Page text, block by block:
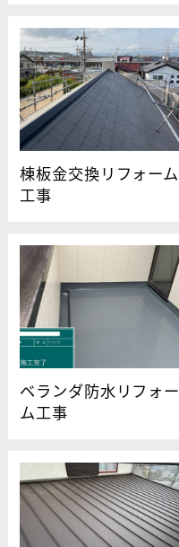
棟板金交換リフォーム
工事
ベランダ防水リフォー
ム工事